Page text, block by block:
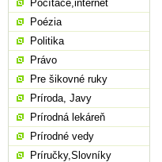
Počítače,internet
Poézia
Politika
Právo
Pre šikovné ruky
Príroda, Javy
Prírodná lekáreň
Prírodné vedy
Príručky,Slovníky